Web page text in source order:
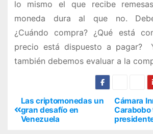
lo mismo el que recibe
moneda dura al que no.
¿Cuándo compra? ¿Qué está
precio está dispuesto a pagar?
también debemos evaluar a la
Cámara
Las criptomonedas un
gran desafí­o en
Venezuela